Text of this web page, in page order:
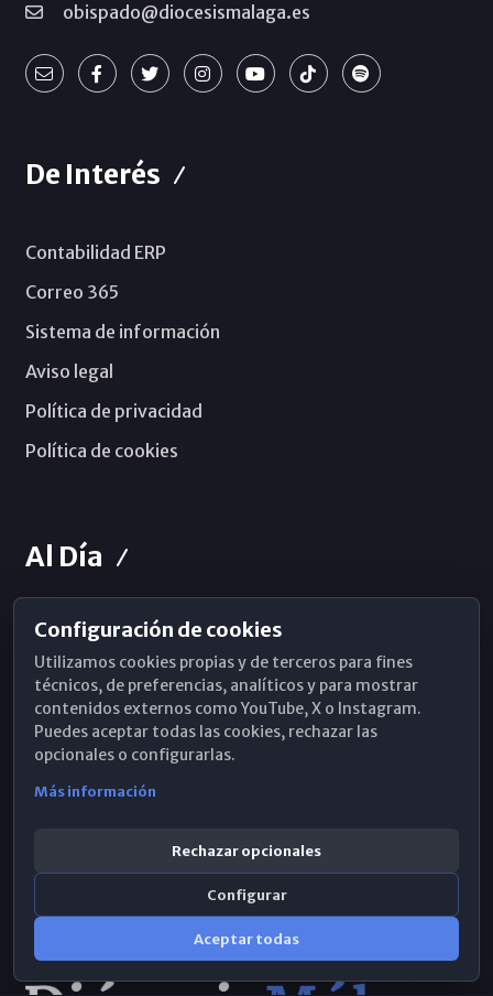
obispado@diocesismalaga.es
De Interés
Contabilidad ERP
Correo 365
Sistema de información
Aviso legal
Política de privacidad
Política de cookies
Al Día
Horarios de Misa
Hemeroteca
WhatsApp
Configuración de cookies
Utilizamos cookies propias y de terceros para fines
técnicos, de preferencias, analíticos y para mostrar
contenidos externos como YouTube, X o Instagram.
Puedes aceptar todas las cookies, rechazar las
opcionales o configurarlas.
Más información
Rechazar opcionales
Configurar
Aceptar todas